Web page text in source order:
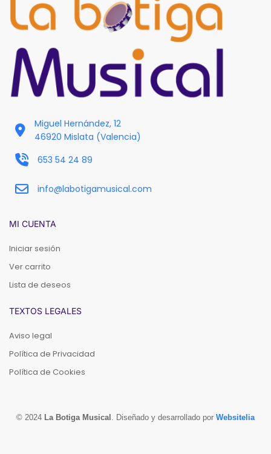
Miguel Hernández, 12
46920 Mislata (Valencia)
653 54 24 89
info@labotigamusical.com
MI CUENTA
Iniciar sesión
Ver carrito
Lista de deseos
TEXTOS LEGALES
Aviso legal
Política de Privacidad
Política de Cookies
© 2024 La Botiga Musical . Diseñado y desarrollado por Websitelia